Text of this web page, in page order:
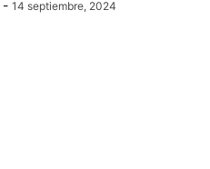
- 14 septiembre, 2024